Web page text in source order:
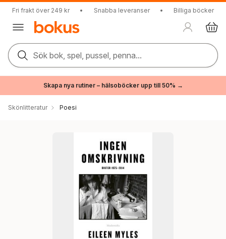
Fri frakt över 249 kr • Snabba leveranser • Billiga böcker
Sök bok, spel, pussel, penna...
Skapa nya rutiner – hälsoböcker upp till 50% →
Skönlitteratur Poesi